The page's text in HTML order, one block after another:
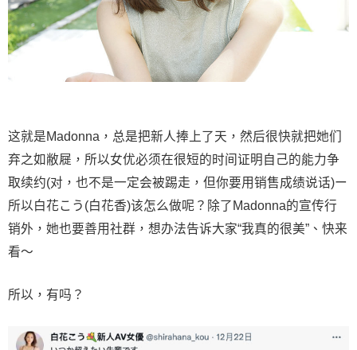
这就是Madonna，总是把新人捧上了天，然后很快就把她们
弃之如敝屣，所以女优必须在很短的时间证明自己的能力争
取续约(对，也不是一定会被踢走，但你要用销售成绩说话)ー
所以白花こう(白花香)该怎么做呢？除了Madonna的宣传行
销外，她也要善用社群，想办法告诉大家“我真的很美”、快来
看〜
所以，有吗？